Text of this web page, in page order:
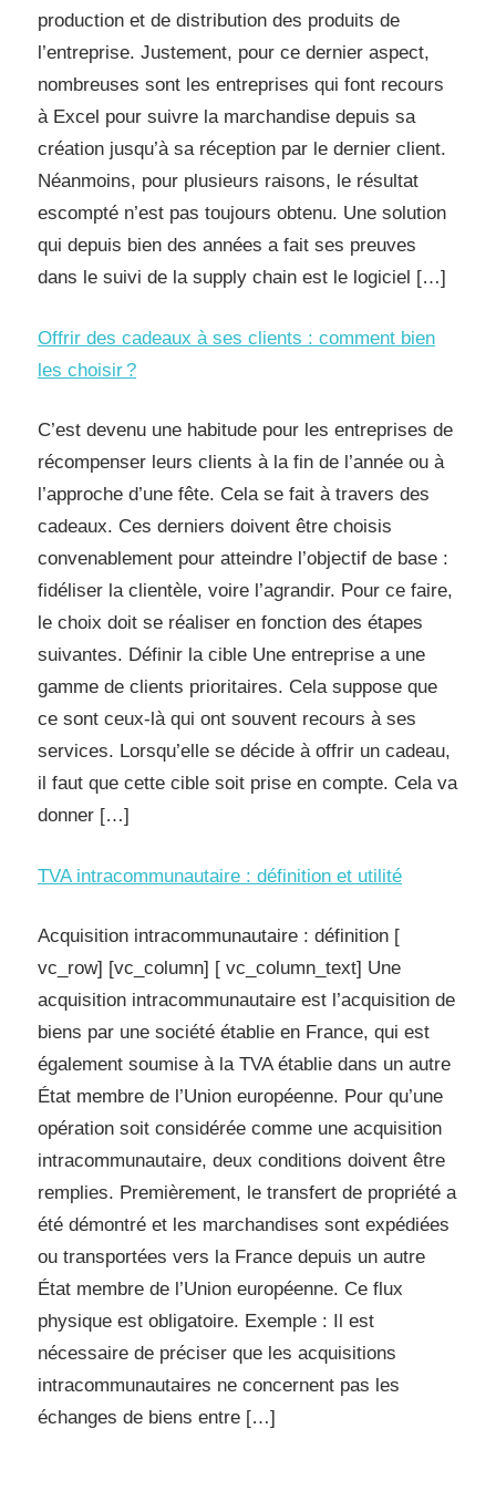
production et de distribution des produits de
l’entreprise. Justement, pour ce dernier aspect,
nombreuses sont les entreprises qui font recours
à Excel pour suivre la marchandise depuis sa
création jusqu’à sa réception par le dernier client.
Néanmoins, pour plusieurs raisons, le résultat
escompté n’est pas toujours obtenu. Une solution
qui depuis bien des années a fait ses preuves
dans le suivi de la supply chain est le logiciel […]
Offrir des cadeaux à ses clients : comment bien
les choisir ?
C’est devenu une habitude pour les entreprises de
récompenser leurs clients à la fin de l’année ou à
l’approche d’une fête. Cela se fait à travers des
cadeaux. Ces derniers doivent être choisis
convenablement pour atteindre l’objectif de base :
fidéliser la clientèle, voire l’agrandir. Pour ce faire,
le choix doit se réaliser en fonction des étapes
suivantes. Définir la cible Une entreprise a une
gamme de clients prioritaires. Cela suppose que
ce sont ceux-là qui ont souvent recours à ses
services. Lorsqu’elle se décide à offrir un cadeau,
il faut que cette cible soit prise en compte. Cela va
donner […]
TVA intracommunautaire : définition et utilité
Acquisition intracommunautaire : définition [
vc_row] [vc_column] [ vc_column_text] Une
acquisition intracommunautaire est l’acquisition de
biens par une société établie en France, qui est
également soumise à la TVA établie dans un autre
État membre de l’Union européenne. Pour qu’une
opération soit considérée comme une acquisition
intracommunautaire, deux conditions doivent être
remplies. Premièrement, le transfert de propriété a
été démontré et les marchandises sont expédiées
ou transportées vers la France depuis un autre
État membre de l’Union européenne. Ce flux
physique est obligatoire. Exemple : Il est
nécessaire de préciser que les acquisitions
intracommunautaires ne concernent pas les
échanges de biens entre […]